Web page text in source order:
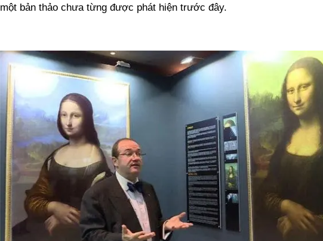
một bản thảo chưa từng được phát hiện trước đây.